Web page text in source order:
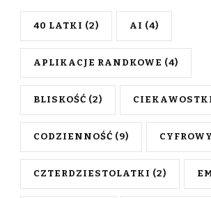
40 LATKI (2) AI (4)
APLIKACJE RANDKOWE (4)
BLISKOŚĆ (2)
CODZIENNOŚĆ (9)
CZTERDZIESTOLATKI (2)